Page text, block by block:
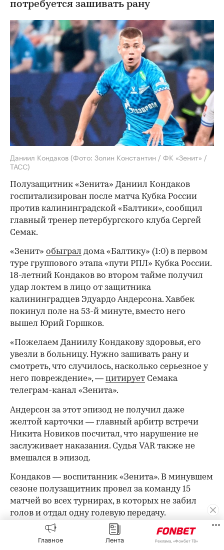
потребуется зашивать рану
Даниил Кондаков (Фото: Золин Константин / ФК «Зенит» /
ТАСС)
Полузащитник «Зенита» Даниил Кондаков
госпитализирован после матча Кубка России
против калининградской «Балтики», сообщил
главный тренер петербургского клуба Сергей
Семак.
«Зенит» обыграл дома «Балтику» (1:0) в первом
туре группового этапа «пути РПЛ» Кубка России.
18-летний Кондаков во втором тайме получил
удар локтем в лицо от защитника
калининградцев Эдуардо Андерсона. Хавбек
покинул поле на 53-й минуте, вместо него
вышел Юрий Горшков.
«Пожелаем Даниилу Кондакову здоровья, его
увезли в больницу. Нужно зашивать рану и
смотреть, что случилось, насколько серьезное у
него повреждение», — цитирует Семака
телеграм-канал «Зенита».
00:00 / 00:00
Андерсон за этот эпизод не получил даже
желтой карточки — главный арбитр встречи
Никита Новиков посчитал, что нарушение не
заслуживает наказания. Судья VAR также не
вмешался в эпизод.
Кондаков — воспитанник «Зенита». В минувшем
сезоне полузащитник провел за команду 15
матчей во всех турнирах, в которых не забил
голов и отдал одну голевую передачу.
В следующем туре соревнования «Зенит»
встретится с «Крыльями Советов» (19 августа), а
Главное Лента Реклама, «Фонбет ТВ»